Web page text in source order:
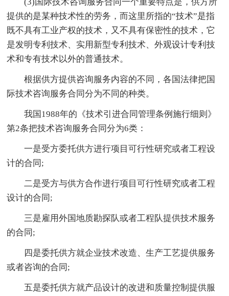
提供的是某种技术性的劳务，而这里所指的“技术”是指
既不具有工业产权的技术，又不具有保密性的技术，它
是发明专利技术、实用新型专利技术、外观设计专利技
术和专有技术以外的普通技术。
根据供方提供咨询服务内容的不同，各国法律把国
际技术咨询服务合同分为不同的种类。
我国1988年的《技术引进合同管理条例施行细则》
第2条把技术咨询服务合同分为6类：
一是受方委托供方进行项目可行性研究或者工程设
计的合同;
二是受方与供方合作进行项目可行性研究或者工程
设计的合同;
三是雇用外国地质勘探队或者工程队提供技术服务
的合同;
四是委托供方就企业技术改造、生产工艺提供服务
或者咨询的合同;
五是委托供方就产品设计的改进和质量控制提供服